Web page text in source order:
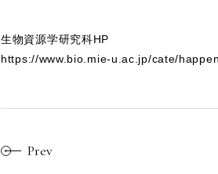
生物資源学研究科HP
https://www.bio.mie-u.ac.jp/cate/
Prev